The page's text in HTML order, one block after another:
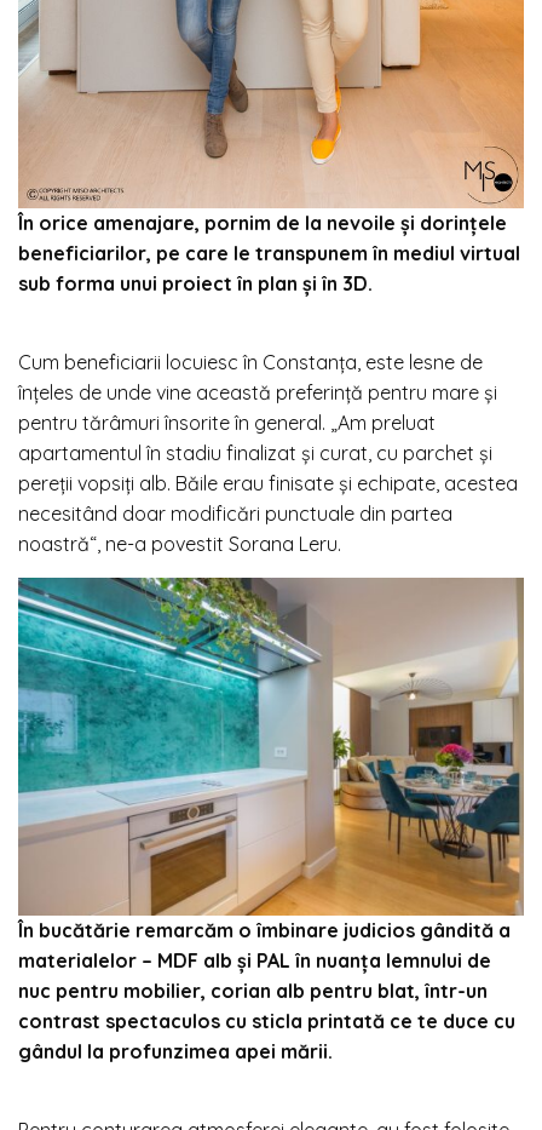
În orice amenajare, pornim de la nevoile şi dorinţele
beneficiarilor, pe care le transpunem în mediul virtual
sub forma unui proiect în plan şi în 3D.
Cum beneficiarii locuiesc în Constanța, este lesne de
înțeles de unde vine această preferință pentru mare și
pentru tărâmuri însorite în general. „Am preluat
apartamentul în stadiu finalizat şi curat, cu parchet şi
pereţii vopsiţi alb. Băile erau finisate şi echipate, acestea
necesitând doar modificări punctuale din partea
noastră“, ne-a povestit Sorana Leru.
În bucătărie remarcăm o îmbinare judicios gândită a
materialelor – MDF alb şi PAL în nuanța lemnului de
nuc pentru mobilier, corian alb pentru blat, într-un
contrast spectaculos cu sticla printată ce te duce cu
gândul la profunzimea apei mării.